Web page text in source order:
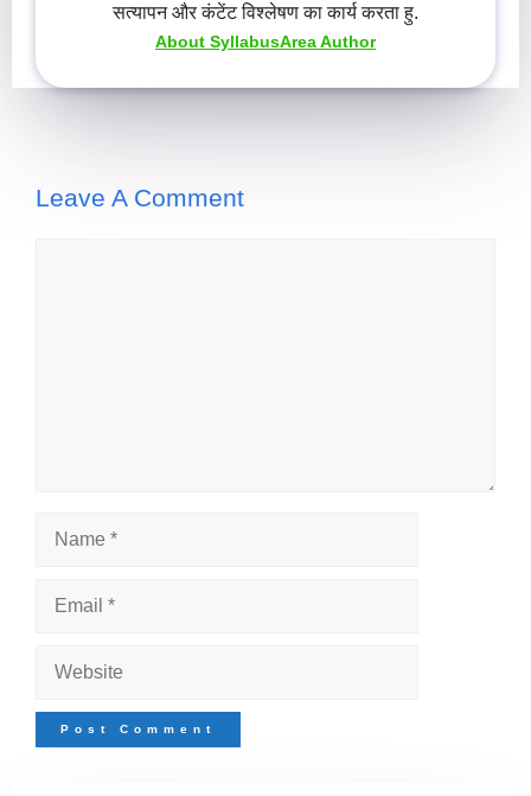
सत्यापन और कंटेंट विश्लेषण का कार्य करता हु.
About SyllabusArea Author
Leave A Comment